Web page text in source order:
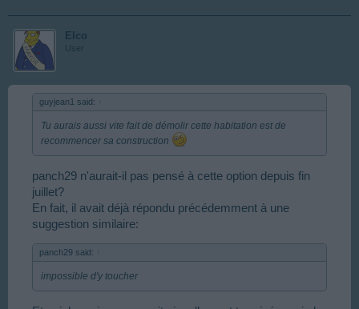
Elco
User
guyjean1 said:
Tu aurais aussi vite fait de démolir cette habitation est de
recommencer sa construction
panch29 n'aurait-il pas pensé à cette option depuis fin
juillet?
En fait, il avait déjà répondu précédemment à une
suggestion similaire:
panch29 said:
impossible d'y toucher